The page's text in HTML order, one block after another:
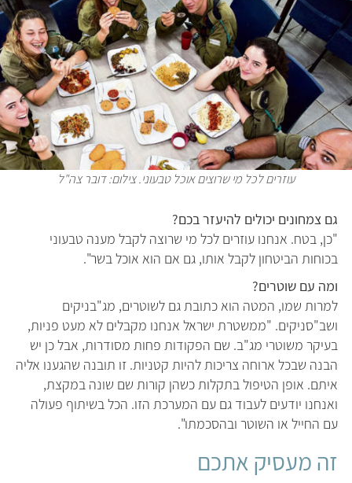
עוזרים לכל מי שרוצים אוכל טבעוני. צילום: דובר צה"ל
גם צמחונים יכולים להיעזר בכם?
"כן, בטח. אנחנו עוזרים לכל מי שרוצה לקבל מענה טבעוני
בכוחות הביטחון לקבל אותו, גם אם הוא אוכל בשר".
ומה עם שוטרים?
למרות שמו, המטה הוא כתובת גם לשוטרים, מג"בניקים
ושב"סניקים. "ממשטרת ישראל אנחנו מקבלים לא מעט פניות,
בעיקר משוטרי מג"ב. שם הפקודות פחות מסודרות, אבל כן יש
הבנה שבכל ארוחה צריכות להיות קטניות. זו תובנה שהגענו אליה
איתם. אופן הטיפול בתקלות כשהן קורות שם שונה במקצת,
ואנחנו יודעים לעבוד גם עם המערכת הזו. הכל בשיתוף פעולה
עם החייל או השוטר ובהסכמתו".
זה מעסיק אתכם